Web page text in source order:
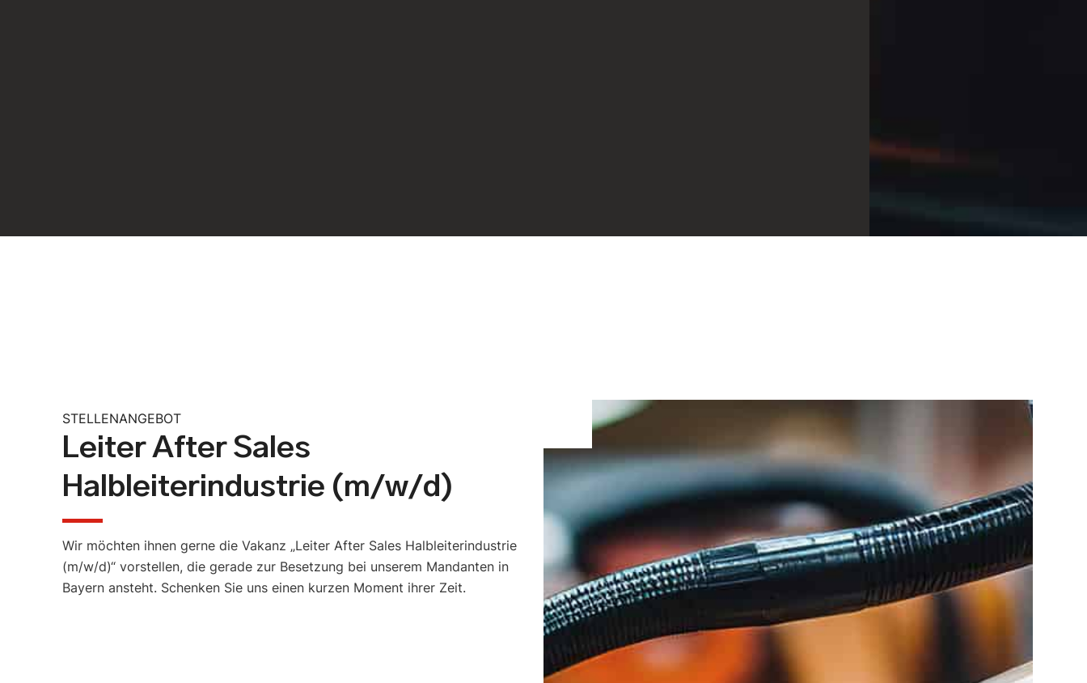
STELLENANGEBOT
Leiter After Sales
Halbleiterindustrie (m/w/d)
Wir möchten ihnen gerne die Vakanz „Leiter After Sales Halbleiterindustrie
(m/w/d)“ vorstellen, die gerade zur Besetzung bei unserem Mandanten in
Bayern ansteht. Schenken Sie uns einen kurzen Moment ihrer Zeit.